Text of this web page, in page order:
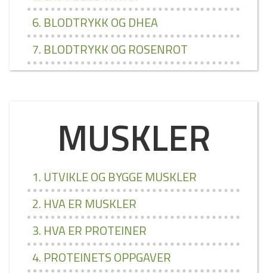
6. BLODTRYKK OG DHEA
7. BLODTRYKK OG ROSENROT
MUSKLER
1. UTVIKLE OG BYGGE MUSKLER
2. HVA ER MUSKLER
3. HVA ER PROTEINER
4. PROTEINETS OPPGAVER